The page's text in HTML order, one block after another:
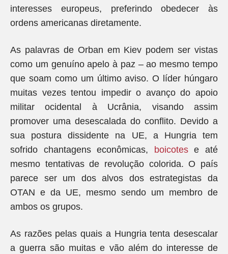
interesses europeus, preferindo obedecer às
ordens americanas diretamente.
As palavras de Orban em Kiev podem ser vistas
como um genuíno apelo à paz – ao mesmo tempo
que soam como um último aviso. O líder húngaro
muitas vezes tentou impedir o avanço do apoio
militar ocidental à Ucrânia, visando assim
promover uma desescalada do conflito. Devido a
sua postura dissidente na UE, a Hungria tem
sofrido chantagens econômicas,
boicotese até
mesmo tentativas de revolução colorida. O país
parece ser um dos alvos dos estrategistas da
OTAN e da UE, mesmo sendo um membro de
ambos os grupos.
As razões pelas quais a Hungria tenta desescalar
a guerra são muitas e vão além do interesse de